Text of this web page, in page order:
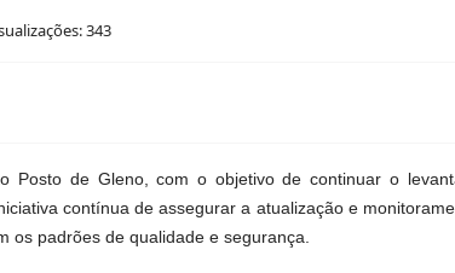
343
de Gleno, com o objetivo de continuar o
contínua de assegurar a atualização e
os padrões de qualidade e segurança.